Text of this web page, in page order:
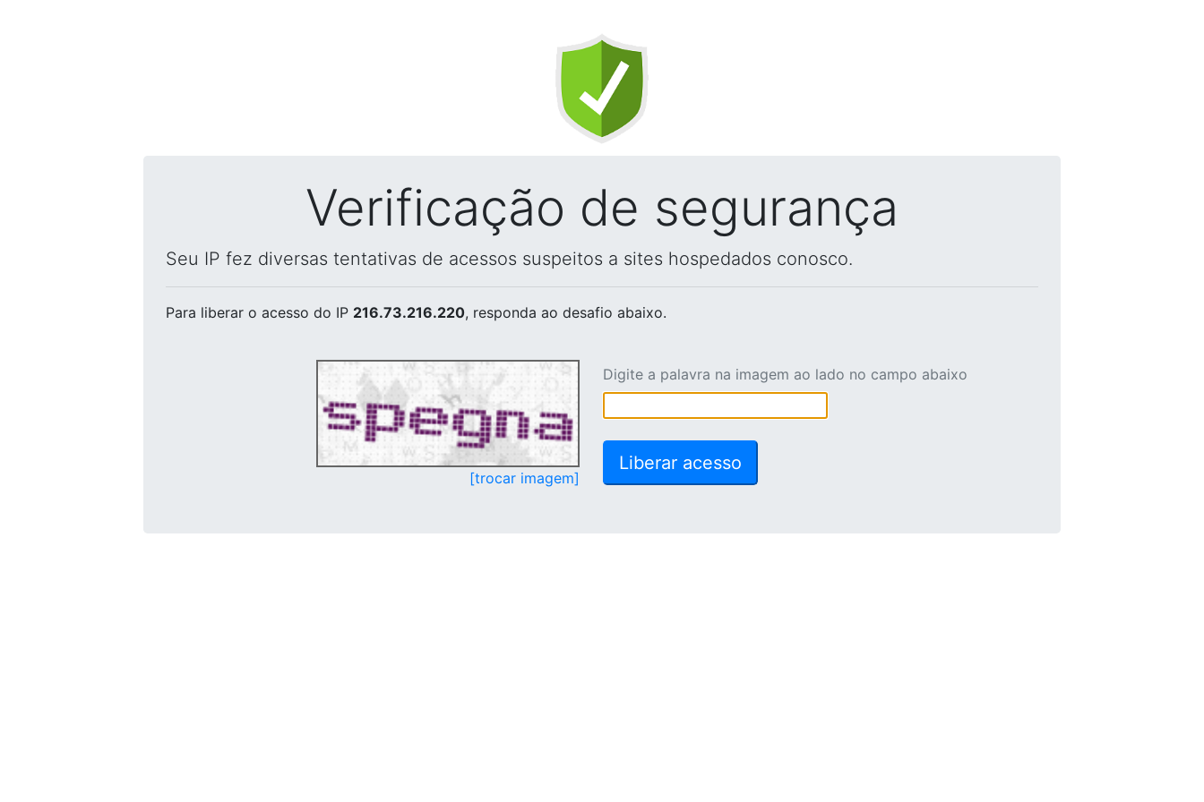
Verificação de segurança
Seu IP fez diversas tentativas de acessos suspeitos a sites hospedados conosco.
Para liberar o acesso do IP 216.73.216.220, responda ao desafio abaixo.
[trocar imagem]
Digite a palavra na imagem ao lado no campo abaixo